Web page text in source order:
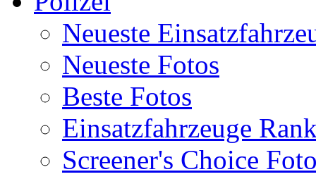
Neueste
Neueste Fotos
Beste Fotos
Einsatzfahrzeuge
Screener's Choice